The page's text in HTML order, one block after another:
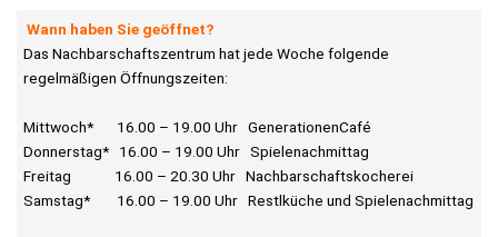
Wann haben Sie geöffnet?
Das Nachbarschaftszentrum hat jede Woche folgende
regelmäßigen Öffnungszeiten:
Mittwoch* 16.00 – 19.00 Uhr GenerationenCafé
Donnerstag* 16.00 – 19.00 Uhr Spielenachmittag
Freitag 16.00 – 20.30 Uhr Nachbarschaftskocherei
Samstag* 16.00 – 19.00 Uhr Restlküche und Spielenachmittag